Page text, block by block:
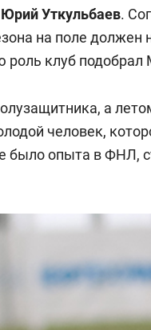
Юрий Уткульбаев.
на поле должен
роль клуб подобрал
а
человек,
было опыта в ФНЛ,